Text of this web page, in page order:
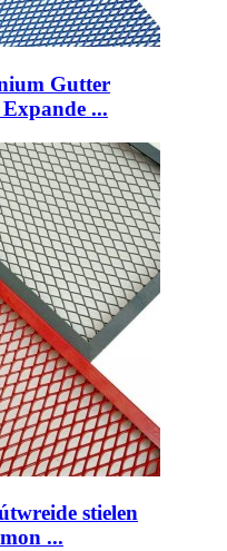
Gutter
...
stielen
...